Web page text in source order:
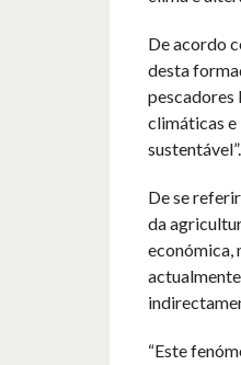
De acordo
desta
pescadores
climáticas e
sustentável”.
De se
da
económica,
“Este